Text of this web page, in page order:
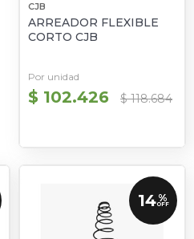
CJB
ARREADOR FLEXIBLE
CORTO CJB
Por unidad
$ 102.426 $ 118.684
14 %
OFF